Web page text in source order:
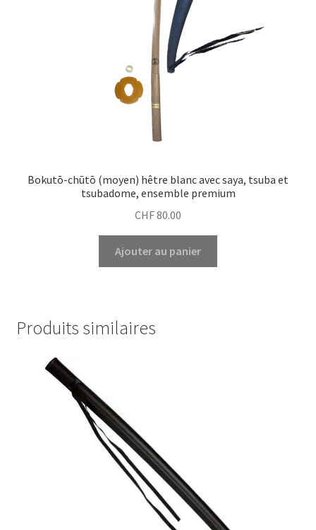
Bokutō-chūtō (moyen) hêtre blanc avec saya, tsuba et
tsubadome, ensemble premium
CHF80.00
Ajouter au panier
Produits similaires